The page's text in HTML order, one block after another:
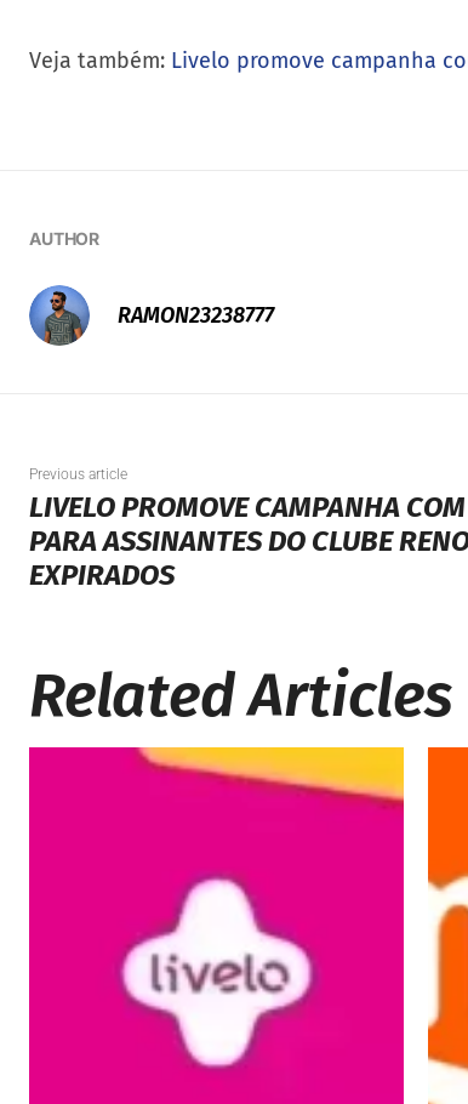
Veja também: Livelo promove campanha
AUTHOR
RAMON23238777
Previous article
LIVELO PROMOVE CAMPANHA
PARA ASSINANTES DO CLUBE
EXPIRADOS
Related Articles